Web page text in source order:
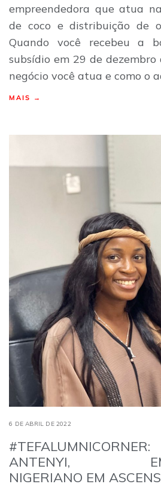
empreendedora que atua
de coco e distribuição de
Quando você recebeu a
subsídio em 29 de dezembro
negócio você atua e como o
MAIS →
6 DE ABRIL DE 2022
ANTENYI,
NIGERIANO EM